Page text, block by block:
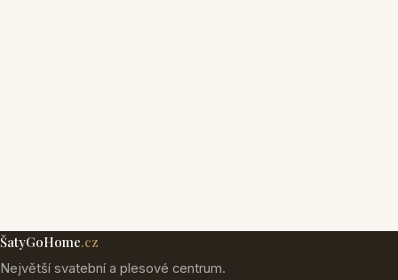
ŠatyGoHome.cz
Největší svatební a plesové centrum.